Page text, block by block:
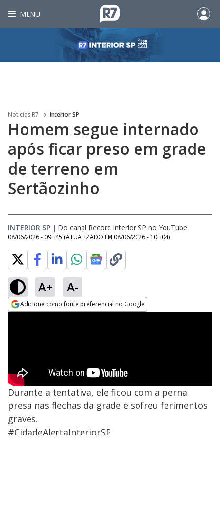
MENU
Noticias R7 Interior SP
Homem segue internado
após ficar preso em grade
de terreno em
Sertãozinho
INTERIOR SP | Do canal Record Interior SP no YouTube
08/06/2026 - 09H45 (ATUALIZADO EM 08/06/2026 - 10H04)
A+ A-
Adicione como fonte preferencial no Google
Durante a tentativa, ele ficou com a perna
presa nas flechas da grade e sofreu ferimentos
graves.
#CidadeAlertaInteriorSP